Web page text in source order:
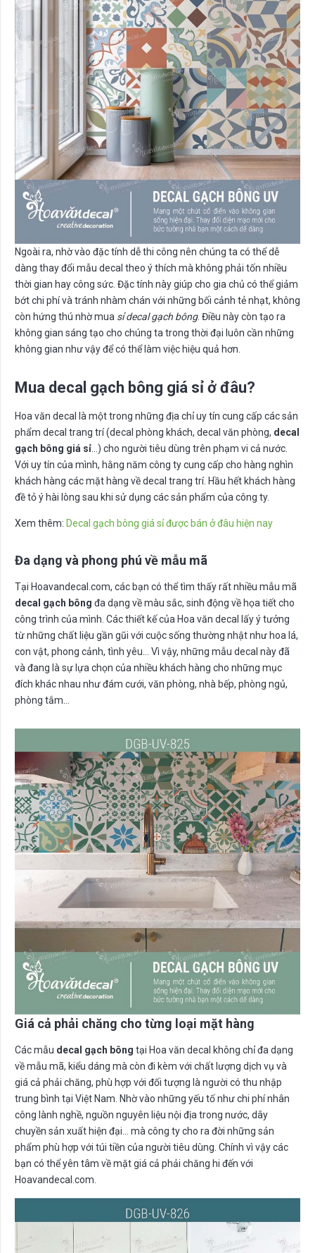
Ngoài ra, nhờ vào đặc tính dễ thi công nên chúng ta có thể dễ
dàng thay đổi mẫu decal theo ý thích mà không phải tốn nhiều
thời gian hay công sức. Đặc tính này giúp cho gia chủ có thể giảm
bớt chi phí và tránh nhàm chán với những bối cảnh tẻ nhạt, không
còn hứng thú nhờ mua sỉ decal gạch bông. Điều này còn tạo ra
không gian sáng tạo cho chúng ta trong thời đại luôn cần những
không gian như vậy để có thể làm việc hiệu quả hơn.
Mua decal gạch bông giá sỉ ở đâu?
Hoa văn decal là một trong những địa chỉ uy tín cung cấp các sản
phẩm decal trang trí (decal phòng khách, decal văn phòng, decal
gạch bông giá sỉ …) cho người tiêu dùng trên phạm vi cả nước.
Với uy tín của mình, hằng năm công ty cung cấp cho hàng nghìn
khách hàng các mặt hàng về decal trang trí. Hầu hết khách hàng
đề tỏ ý hài lòng sau khi sử dụng các sản phẩm của công ty.
Xem thêm: Decal gạch bông giá sỉ được bán ở đâu hiện nay
Đa dạng và phong phú về mẫu mã
Tại Hoavandecal.com, các bạn có thể tìm thấy rất nhiều mẫu mã
decal gạch bông đa dạng về màu sắc, sinh động về họa tiết cho
công trình của mình. Các thiết kế của Hoa văn decal lấy ý tưởng
từ những chất liệu gần gũi với cuộc sống thường nhật như hoa lá,
con vật, phong cảnh, tình yêu… Vì vậy, những mẫu decal này đã
và đang là sự lựa chọn của nhiều khách hàng cho những mục
đích khác nhau như đám cưới, văn phòng, nhà bếp, phòng ngủ,
phòng tắm…
Giá cả phải chăng cho từng loại mặt hàng
Các mẫu decal gạch bông tại Hoa văn decal không chỉ đa dạng
về mẫu mã, kiểu dáng mà còn đi kèm với chất lượng dịch vụ và
giá cả phải chăng, phù hợp với đối tượng là người có thu nhập
trung bình tại Việt Nam. Nhờ vào những yếu tố như chi phí nhân
công lành nghề, nguồn nguyên liệu nội địa trong nước, dây
chuyền sản xuất hiện đại… mà công ty cho ra đời những sản
phẩm phù hợp với túi tiền của người tiêu dùng. Chính vì vậy các
bạn có thể yên tâm về mặt giá cả phải chăng hi đến với
Hoavandecal.com.